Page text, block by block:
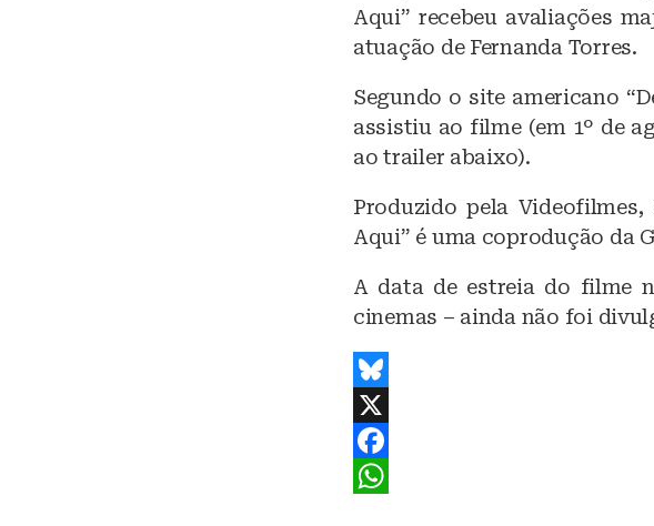
Aqui” recebeu avaliações
atuação de Fernanda Torres.
Segundo o site americano
assistiu ao filme (em 1º de
ao trailer abaixo).
Produzido pela Videofilmes,
Aqui” é uma coprodução da
A data de estreia do filme
cinemas – ainda não foi
B
l
u
X
F